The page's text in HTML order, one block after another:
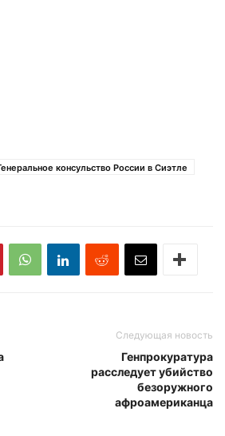
консульство России в Сиэтле
Следующая новость
Генпрокуратура
расследует убийство
безоружного
афроамериканца